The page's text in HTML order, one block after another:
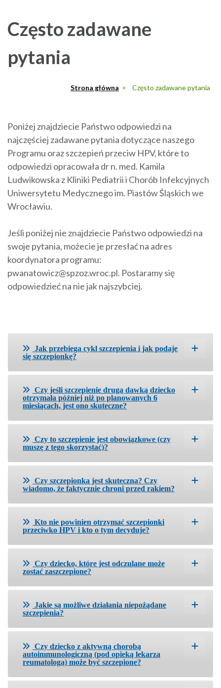
Często zadawane
pytania
Strona główna > Często zadawane pytania
Poniżej znajdziecie Państwo odpowiedzi na
najczęściej zadawane pytania dotyczące naszego
Programu oraz szczepień przeciw HPV, które to
odpowiedzi opracowała dr n. med. Kamila
Ludwikowska z Kliniki Pediatrii i Chorób Infekcyjnych
Uniwersytetu Medycznego im. Piastów Śląskich we
Wrocławiu.
Jeśli poniżej nie znajdziecie Państwo odpowiedzi na
swoje pytania, możecie je przesłać na adres
koordynatora programu:
pwanatowicz@spzoz.wroc.pl. Postaramy się
odpowiedzieć na nie jak najszybciej.
Jak przebiega cykl szczepienia i jak podaje
się szczepionkę?
Czy jeśli szczepienie drugą dawką dziecko
otrzymała później niż po planowanych 6
miesiącach, jest ono skuteczne?
Czy to szczepienie jest obowiązkowe (czy
muszę z tego skorzystać)?
Czy szczepionka jest skuteczna? Czy
wiadomo, że faktycznie chroni przed rakiem?
Kto nie powinien otrzymać szczepionki
przeciwko HPV i kto o tym decyduje?
Czy dziecko, które jest odczulane może
zostać zaszczepione?
Jakie są możliwe działania niepożądane
szczepienia?
Czy dziecko z aktywną chorobą
autoimmunologiczną (pod opieką lekarza
reumatologa) może być szczepione?